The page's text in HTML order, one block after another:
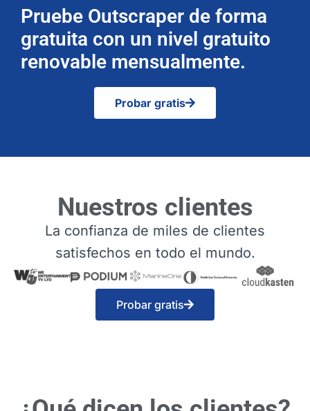
Pruebe Outscraper de forma
gratuita con un nivel gratuito
renovable mensualmente.
Probar gratis
Nuestros clientes
La confianza de miles de clientes
satisfechos en todo el mundo.
Probar gratis